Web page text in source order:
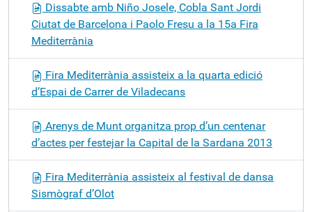
Dissabte amb Niño Josele, Cobla Sant Jordi
Ciutat de Barcelona i Paolo Fresu a la 15a Fira
Mediterrània
Fira Mediterrània assisteix a la quarta edició
d’Espai de Carrer de Viladecans
Arenys de Munt organitza prop d’un centenar
d’actes per festejar la Capital de la Sardana 2013
Fira Mediterrània assisteix al festival de dansa
Sismògraf d’Olot